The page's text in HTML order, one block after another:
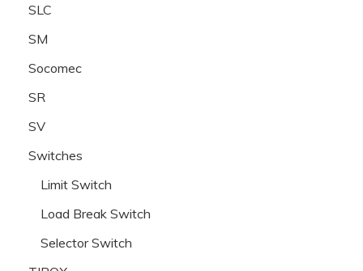
SLC
SM
Socomec
SR
SV
Switches
Limit Switch
Load Break Switch
Selector Switch